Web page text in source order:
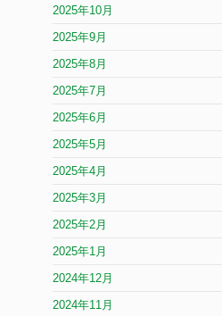
2025年10月
2025年9月
2025年8月
2025年7月
2025年6月
2025年5月
2025年4月
2025年3月
2025年2月
2025年1月
2024年12月
2024年11月